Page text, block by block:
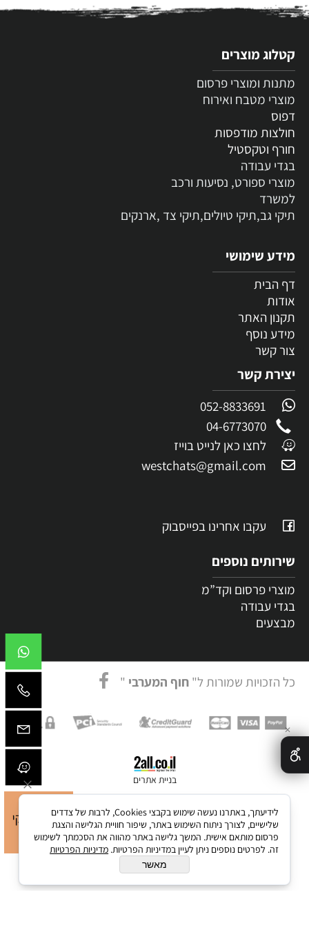
קטלוג מוצרים
מתנות ומוצרי פרסום
מוצרי מטבח ואירוח
דפוס
חולצות מודפסות
חורף וטקסטיל
בגדי עבודה
מוצרי ספורט, נסיעות ורכב
למשרד
תיקי גב,תיקי טיולים,תיקי צד ,ארנקים
מידע שימושי
דף הבית
אודות
תקנון האתר
מידע נוסף
צור קשר
יצירת קשר
052-8833691
04-6773070
לחצו כאן לנייט בוייז
westchats@gmail.com
עקבו אחרינו בפייסבוק
שירותים נוספים
מוצרי פרסום וקד”מ
בגדי עבודה
מבצעים
כל הזכויות שמורות ל" חוף המערבי "
בניית אתרים
✕
לידיעתך, באתרנו נעשה שימוש בקבצי Cookies, לרבות של צדדים
שלישיים, לצורך ניתוח השימוש באתר, שיפור חוויית הגלישה והצגת
פרסום מותאם אישית. המשך גלישה באתר מהווה את הסכמתך לשימוש
זה. לפרטים נוספים ניתן לעיין במדיניות הפרטיות. מדיניות הפרטיות
מאשר